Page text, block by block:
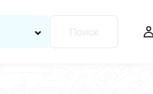
Поиск